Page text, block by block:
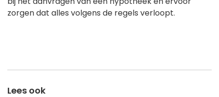
zorgen dat alles volgens de regels verloopt.
Lees ook